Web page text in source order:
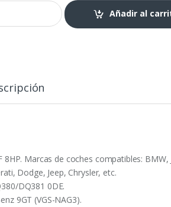
Añadir al
Marcas de coches compatibles: BMW,
Dodge, Jeep, Chrysler, etc.
DQ381 0DE.
9GT (VGS-NAG3).